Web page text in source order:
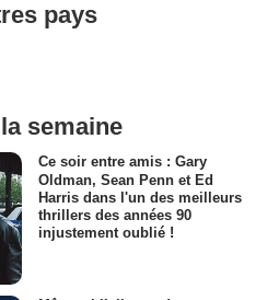
pays
semaine
Ce soir entre amis : Gary
Oldman, Sean Penn et Ed
Harris dans l'un des meilleurs
thrillers des années 90
injustement oublié !